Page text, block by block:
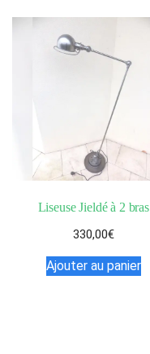
Liseuse Jieldé à 2 bras
330,00€
Ajouter au panier